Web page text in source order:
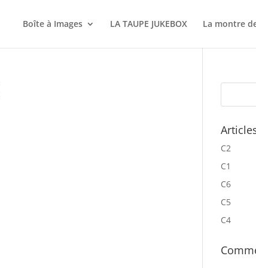
Boîte à Images LA TAUPE JUKEBOX La montre
C2
C1
C6
C5
C4